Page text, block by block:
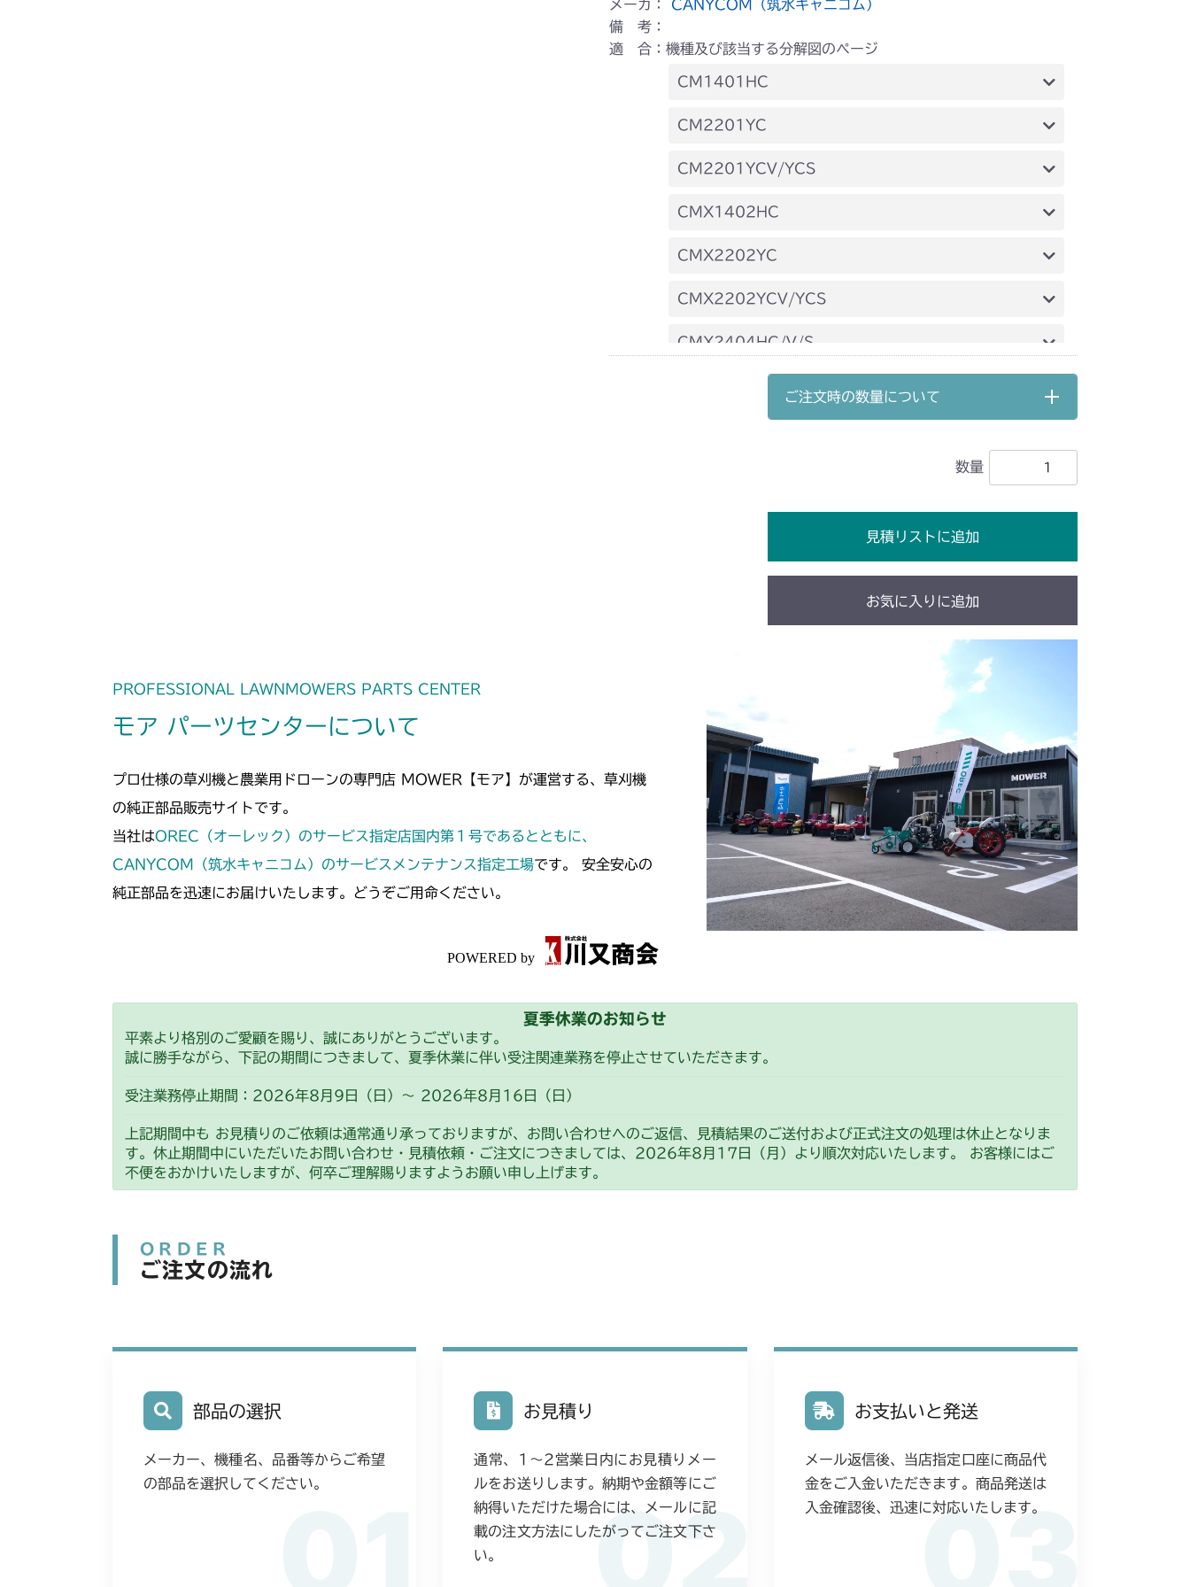
メーカ： CANYCOM（筑水キャニコム）
備 考：
適 合：機種及び該当する分解図のページ
CM1401HC
本体 FIG25 刈高レバー
CM2201YC
本体 FIG26 刈高レバー(HST左操作)
CM2201YCV/YCS
本体 FIG27 刈高レバー
CMX1402HC
本体 FIG27 刈高レバー
CMX2202YC
本体 FIG48 刈高レバー(Asia)
CMX2202YCV/YCS
本体 FIG29 刈高レバー
CMX2404HC/V/S
本体 FIG30 電動昇降
ご注文時の数量について
数量
見積リストに追加
お気に入りに追加
PROFESSIONAL LAWNMOWERS PARTS CENTER
モア パーツセンターについて
プロ仕様の草刈機と農業用ドローンの専門店 MOWER【モア】が運営する、草刈機
の純正部品販売サイトです。
当社はOREC（オーレック）のサービス指定店国内第１号であるとともに、
CANYCOM（筑水キャニコム）のサービスメンテナンス指定工場です。 安全安心の
純正部品を迅速にお届けいたします。どうぞご用命ください。
夏季休業のお知らせ
平素より格別のご愛顧を賜り、誠にありがとうございます。
誠に勝手ながら、下記の期間につきまして、夏季休業に伴い受注関連業務を停止させていただきます。
受注業務停止期間：2026年8月9日（日）～ 2026年8月16日（日）
上記期間中も お見積りのご依頼は通常通り承っておりますが、お問い合わせへのご返信、見積結果のご送付および正式注文の処理は休止となりま
す。休止期間中にいただいたお問い合わせ・見積依頼・ご注文につきましては、2026年8月17日（月）より順次対応いたします。 お客様にはご
不便をおかけいたしますが、何卒ご理解賜りますようお願い申し上げます。
ORDER
ご注文の流れ
部品の選択
メーカー、機種名、品番等からご希望
の部品を選択してください。
02
お見積り
通常、1〜2営業日内にお見積りメー
ルをお送りします。納期や金額等にご
納得いただけた場合には、メールに記
載の注文方法にしたがってご注文下さ
い。
03
お支払いと発送
メール返信後、当店指定口座に商品代
金をご入金いただきます。商品発送は
入金確認後、迅速に対応いたします。